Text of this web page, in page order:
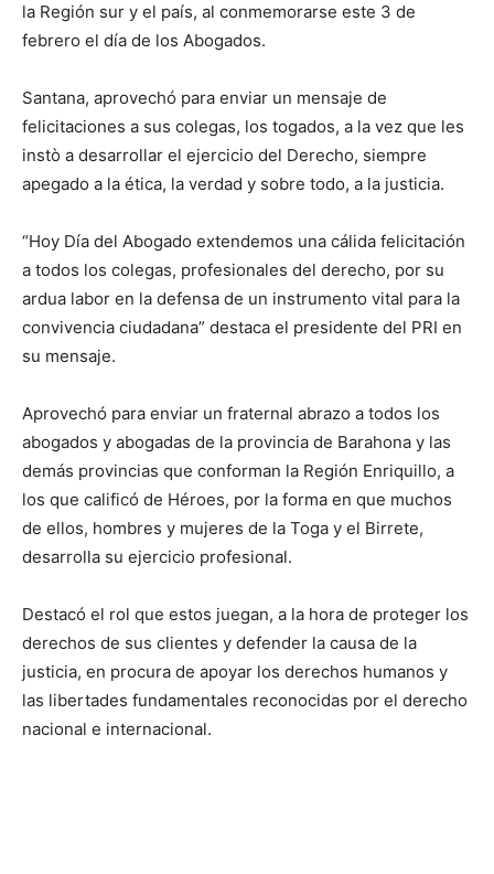
la Región sur y el país, al conmemorarse este 3 de
febrero el día de los Abogados.
Santana, aprovechó para enviar un mensaje de
felicitaciones a sus colegas, los togados, a la vez que les
instò a desarrollar el ejercicio del Derecho, siempre
apegado a la ética, la verdad y sobre todo, a la justicia.
“Hoy Día del Abogado extendemos una cálida felicitación
a todos los colegas, profesionales del derecho, por su
ardua labor en la defensa de un instrumento vital para la
convivencia ciudadana” destaca el presidente del PRI en
su mensaje.
Aprovechó para enviar un fraternal abrazo a todos los
abogados y abogadas de la provincia de Barahona y las
demás provincias que conforman la Región Enriquillo, a
los que calificó de Héroes, por la forma en que muchos
de ellos, hombres y mujeres de la Toga y el Birrete,
desarrolla su ejercicio profesional.
Destacó el rol que estos juegan, a la hora de proteger los
derechos de sus clientes y defender la causa de la
justicia, en procura de apoyar los derechos humanos y
las libertades fundamentales reconocidas por el derecho
nacional e internacional.